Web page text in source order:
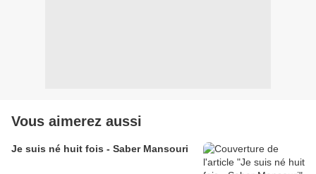
Vous aimerez aussi
Je suis né huit fois - Saber Mansouri